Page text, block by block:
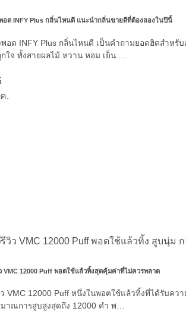
อต INFY Plus กลิ่นไหนดี แนะนำกลิ่นขายดีที่ต้องลองในปีนี้
อต INFY Plus กลิ่นไหนดี เป็นคำถามยอดฮิตสำหรั
ใจ ทั้งสายผลไม้ หวาน หอม เย็น …
VMC 12000 Puff พอตใช้แล้วทิ้งสุดคุ้มค่าที่ไม่ควรพลาด
VMC 12000 Puff หนึ่งในพอตใช้แล้วทิ้งที่ได้รับคว
าณการสูบสูงสุดถึง 12000 คำ พ…
.